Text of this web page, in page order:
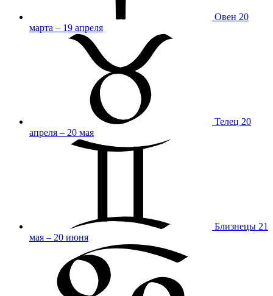
Овен 20
марта – 19 апреля
Телец 20
апреля – 20 мая
Близнецы 21
мая – 20 июня